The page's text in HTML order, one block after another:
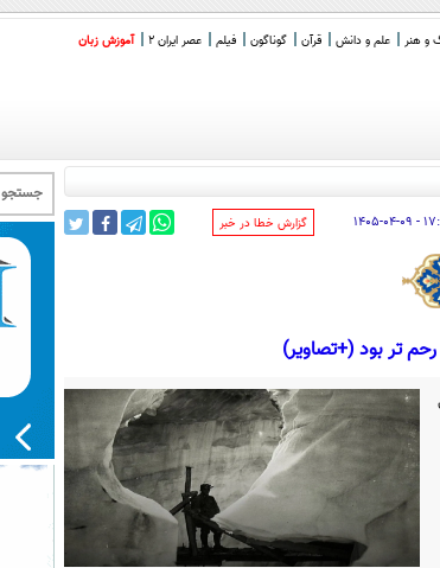
و هنر علم و دانش قرآن گوناگون فیلم عصر ایران 2 آموزش زبان
۰۴-۱۴۰۵ ‌گزارش خطا در خبر
تر بود (+تصاویر)